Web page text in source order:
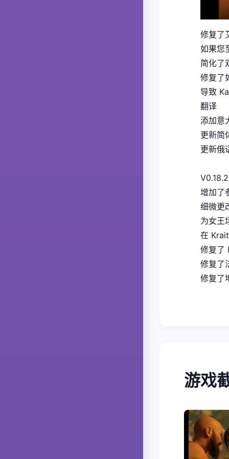
修复了
如果您
简化了
修复了
导致
翻译
添加意
更新简
更新俄
V0.18.2
增加了
细微更
为女王
在
修复了
修复了
修复了
游戏